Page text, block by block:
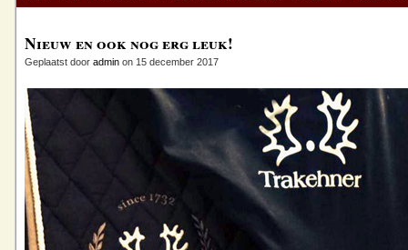
Nieuw en ook nog erg leuk!
Geplaatst door admin on 15 december 2017